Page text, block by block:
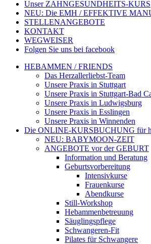
Unser ZAHNGESUNDHEITS-KURS
NEU: Die EMH / EFFEKTIVE
STELLENANGEBOTE
KONTAKT
WEGWEISER
Folgen Sie uns bei facebook
HEBAMMEN / FRIENDS
Das Herzallerliebst-Team
Unsere Praxis in Stuttgart
Unsere Praxis in Stuttgart-Bad
Unsere Praxis in Ludwigsburg
Unsere Praxis in Esslingen
Unsere Praxis in Winnenden
Die ONLINE-KURSBUCHUNG für
NEU: BABYMOON-ZEIT
ANGEBOTE vor der GEBURT
Information und Beratung
Geburtsvorbereitung
Intensivkurse
Frauenkurse
Abendkurse
Still-Workshop
Hebammenbetreuung
Säuglingspflege
Schwangeren-Fit
Pilates für Schwangere